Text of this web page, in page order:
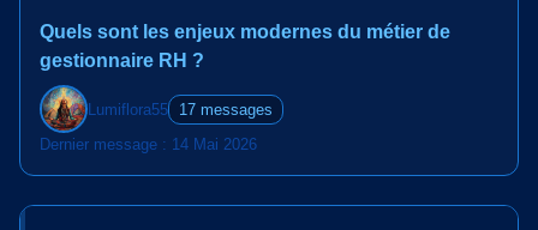
Quels sont les enjeux modernes du métier de
gestionnaire RH ?
Lumiflora55
17 messages
Dernier message : 14 Mai 2026